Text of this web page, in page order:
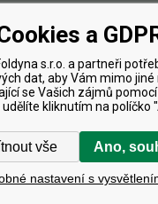
awebové stránkyod
a
s.r.o. a partneři
dat, aby Vám mimo
se Vašich zájmů
kliknutím na políčko
vše Ano,
nastavení s